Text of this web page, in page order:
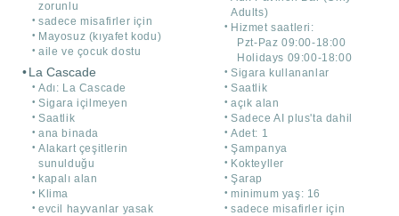
zorunlu
sadece misafirler için
Mayosuz (kıyafet kodu)
aile ve çocuk dostu
La Cascade
Adı: La Cascade
Sigara içilmeyen
Saatlik
ana binada
Alakart çeşitlerin
sunulduğu
kapalı alan
Klima
evcil hayvanlar yasak
Adults)
Hizmet saatleri:
Pzt-Paz 09:00-18:00
Holidays 09:00-18:00
Sigara kullananlar
Saatlik
açık alan
Sadece AI plus'ta dahil
Adet: 1
Şampanya
Kokteyller
Şarap
minimum yaş: 16
sadece misafirler için